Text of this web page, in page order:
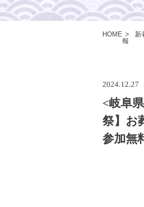
HOME
新
報
2024.12.27
<岐阜
祭】お
参加無